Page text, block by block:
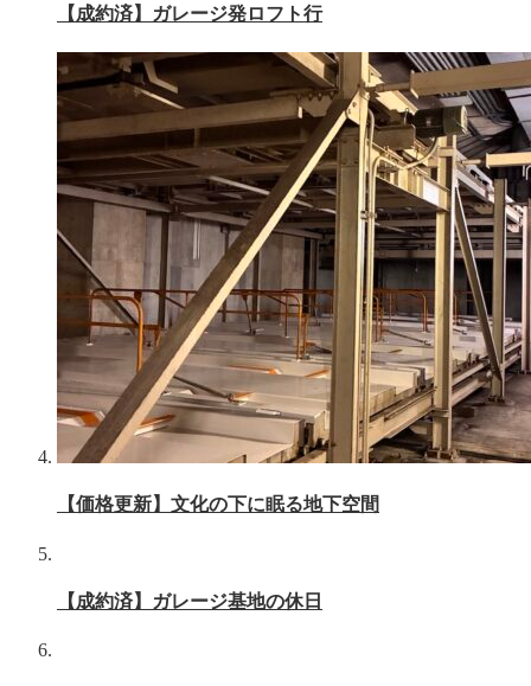
【成約済】ガレージ発ロフト行
【価格更新】文化の下に眠る地下空間
【成約済】ガレージ基地の休日